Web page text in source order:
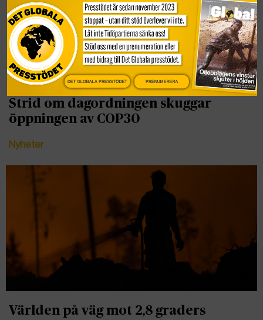
Strid om dagordningen skuggar
öppningen av COP30
Nyheter
Världen på väg mot 2,8 graders
DET GLOBALA PRESSTÖDET PRENUMERERA